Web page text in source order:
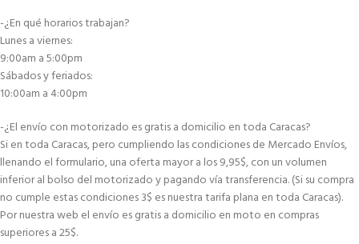
-¿En qué horarios trabajan?
Lunes a viernes:
9:00am a 5:00pm
Sábados y feriados:
10:00am a 4:00pm
-¿El envío con motorizado es gratis a domicilio en toda Caracas?
Si en toda Caracas, pero cumpliendo las condiciones de Mercado Envíos,
llenando el formulario, una oferta mayor a los 9,95$, con un volumen
inferior al bolso del motorizado y pagando vía transferencia. (Si su compra
no cumple estas condiciones 3$ es nuestra tarifa plana en toda Caracas).
Por nuestra web el envío es gratis a domicilio en moto en compras
superiores a 25$.